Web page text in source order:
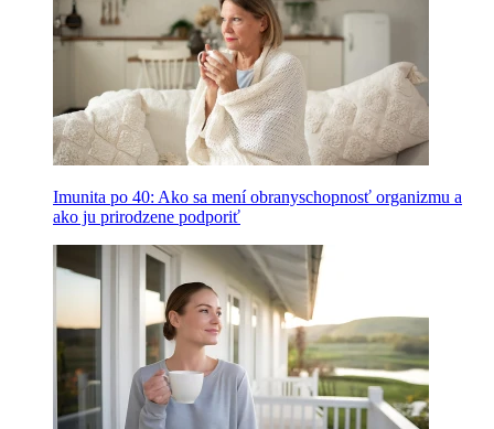
Imunita po 40: Ako sa mení obranyschopnosť organizmu a
ako ju prirodzene podporiť